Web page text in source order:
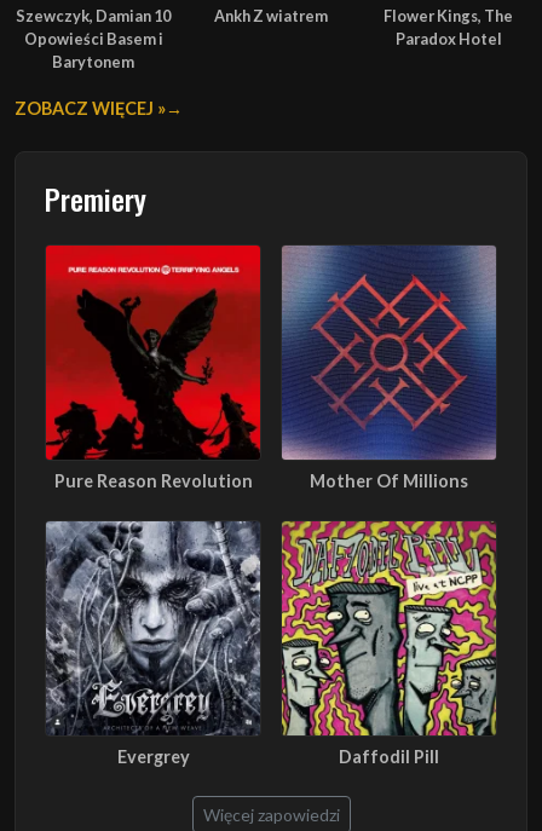
Szewczyk, Damian 10
Opowieści Basem i
Barytonem
Ankh Z wiatrem
Flower Kings, The
Paradox Hotel
ZOBACZ WIĘCEJ »
Premiery
Pure Reason Revolution Mother Of Millions
Evergrey Daffodil Pill
Więcej zapowiedzi